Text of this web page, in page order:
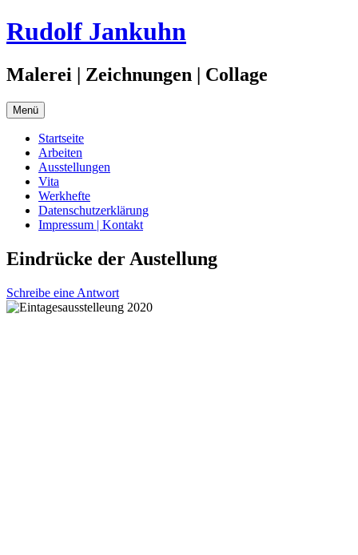
Zum
Inhalt
Rudolf Jankuhn
Malerei | Zeichnungen | Collage
Menü
Startseite
Arbeiten
Ausstellungen
Vita
Werkhefte
Datenschutzerklärung
Impressum | Kontakt
Eindrücke der Austellung
Schreibe eine Antwort